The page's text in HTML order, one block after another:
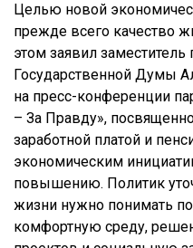
Целью новой
прежде всего качество
этом заявил заместитель
Государственной Думы
на пресс-конференции
– За Правду»,
заработной платой и
экономическим
повышению. Политик
жизни нужно понимать
комфортную среду,